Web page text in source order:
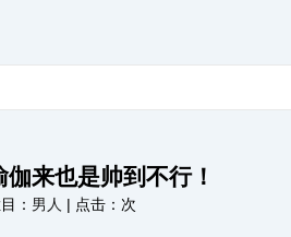
来也是帅到不行！
： 男人 | 点击： 次